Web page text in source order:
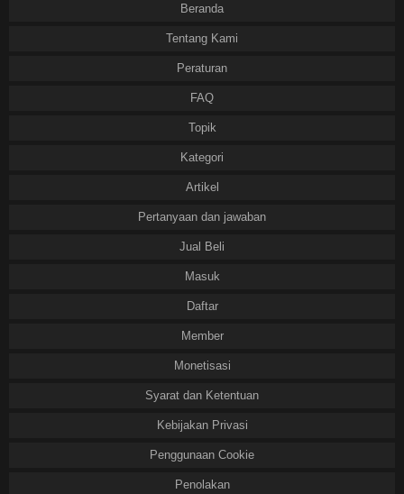
Beranda
Tentang Kami
Peraturan
FAQ
Topik
Kategori
Artikel
Pertanyaan dan jawaban
Jual Beli
Masuk
Daftar
Member
Monetisasi
Syarat dan Ketentuan
Kebijakan Privasi
Penggunaan Cookie
Penolakan